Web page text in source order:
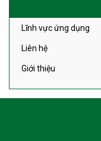
Lĩnh vực ứng dụng
Liên hệ
Giới thiệu